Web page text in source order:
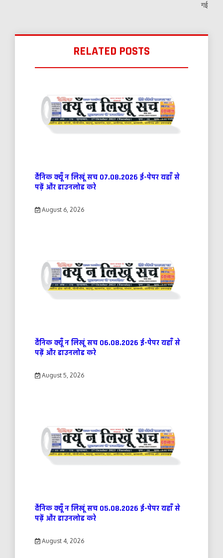
गई
RELATED POSTS
दैनिक क्यूँ न लिखूं सच 07.08.2026 ई-पेपर यहाँ से
पढ़ें और डाउनलोड करे
August 6, 2026
दैनिक क्यूँ न लिखूं सच 06.08.2026 ई-पेपर यहाँ से
पढ़ें और डाउनलोड करे
August 5, 2026
दैनिक क्यूँ न लिखूं सच 05.08.2026 ई-पेपर यहाँ से
पढ़ें और डाउनलोड करे
August 4, 2026